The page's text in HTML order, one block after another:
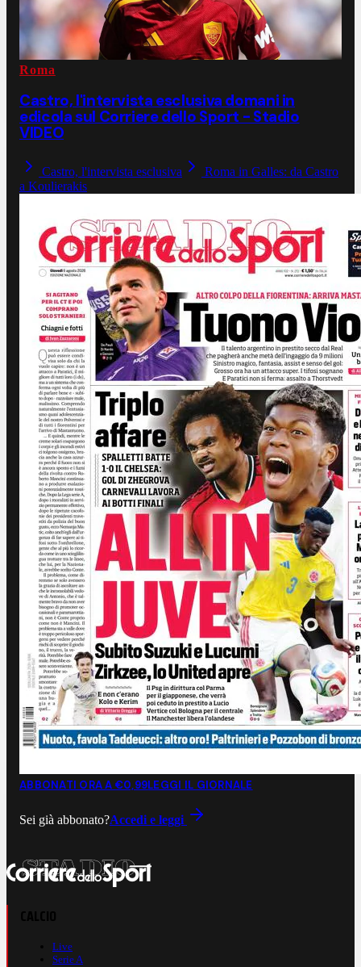
Roma
Castro, l'intervista esclusiva domani in
edicola sul Corriere dello Sport - Stadio
VIDEO
Castro, l'intervista esclusiva
Roma in Galles: da Castro
a Koulierakis
ABBONATI ORA A €0,99LEGGI IL GIORNALE
Sei già abbonato?Accedi e leggi
Live
Serie A